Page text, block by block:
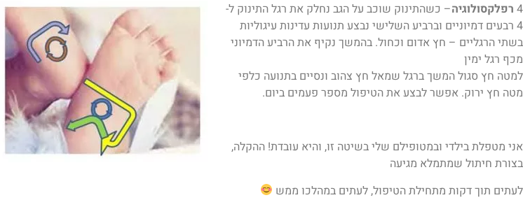
4 רפלקסולוגיה– כשהתינוק שוכב על הגב נחלק את רגל התינוק ל-
4 רבעים דמיוניים וברביע השלישי נבצע תנועות עדינות עיגוליות
בשתי הרגליים – חץ אדום וכחול. בהמשך נקיף את הרביע הדמיוני
מכף רגל ימין
למטה חץ סגול המשך ברגל שמאל חץ צהוב ונסיים בתנועה כלפי
מטה חץ ירוק. אפשר לבצע את הטיפול מספר פעמים ביום.
אני מטפלת בילדי ובמטופילם שלי בשיטה זו, והיא עובדת! ההקלה,
בצורת חיתול שמתמלא מגיעה
לעתים תוך דקות מתחילת הטיפול, לעתים במהלכו ממש